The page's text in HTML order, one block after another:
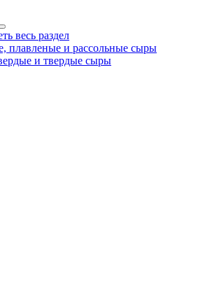
весь раздел
плавленые и рассольные сыры
и твердые сыры